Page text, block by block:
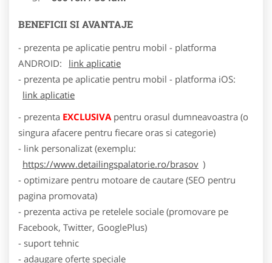
BENEFICII SI AVANTAJE
- prezenta pe aplicatie pentru mobil - platforma
ANDROID:
link aplicatie
- prezenta pe aplicatie pentru mobil - platforma iOS:
link aplicatie
- prezenta EXCLUSIVA pentru orasul dumneavoastra (o
singura afacere pentru fiecare oras si categorie)
- link personalizat (exemplu:
https://www.detailingspalatorie.ro/brasov )
- optimizare pentru motoare de cautare (SEO pentru
pagina promovata)
- prezenta activa pe retelele sociale (promovare pe
Facebook, Twitter, GooglePlus)
- suport tehnic
- adaugare oferte speciale